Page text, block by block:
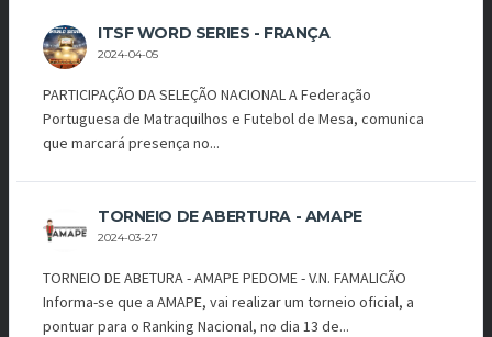
ITSF WORD SERIES - FRANÇA
2024-04-05
PARTICIPAÇÃO DA SELEÇÃO NACIONAL A Federação
Portuguesa de Matraquilhos e Futebol de Mesa, comunica
que marcará presença no...
TORNEIO DE ABERTURA - AMAPE
2024-03-27
TORNEIO DE ABETURA - AMAPE PEDOME - V.N. FAMALICÃO
Informa-se que a AMAPE, vai realizar um torneio oficial, a
pontuar para o Ranking Nacional, no dia 13 de...